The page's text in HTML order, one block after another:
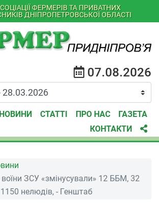
ФЕРМЕРІВ ТА ПРИВАТНИХ
ДНІПРОПЕТРОВСЬКОЇ ОБЛАСТІ
07.08.2026
НОВИНИ СТАТТІ ПРО НАС
ГАЗЕТА
КОНТАКТИ
ЗСУ «змінусували» 12 ББМ, 32
1150 нелюдів, - Генштаб